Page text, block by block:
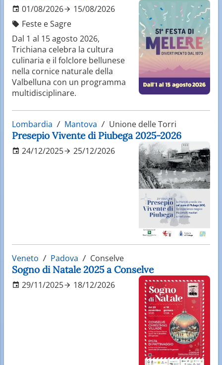
01/08/2026
15/08/2026
Feste e Sagre
Dal 1 al 15 agosto 2026,
Trichiana celebra la cultura
culinaria e il folclore bellunese
nella cornice naturale della
Valbelluna con un programma
multidisciplinare.
Lombardia Mantova Unione delle Torri
Presepio Vivente di Piubega 2025-2026
24/12/2025 25/12/2026
Veneto Padova Conselve
Sogno di Natale 2025 a Conselve
29/11/2025 18/12/2026